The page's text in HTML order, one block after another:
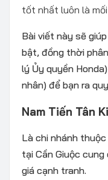
tốt nhất luôn là
Bài viết này sẽ
bật, đồng thời
lý Ủy quyền
nhân) để bạn ra
Nam Tiến Tân
Là chi nhánh
tại Cần Giuộc
giá cạnh tranh.